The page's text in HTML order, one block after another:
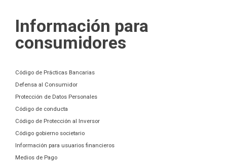
Información para
consumidores
Código de Prácticas Bancarias
Defensa al Consumidor
Protección de Datos Personales
Código de conducta
Código de Protección al Inversor
Código gobierno societario
Información para usuarios financieros
Medios de Pago